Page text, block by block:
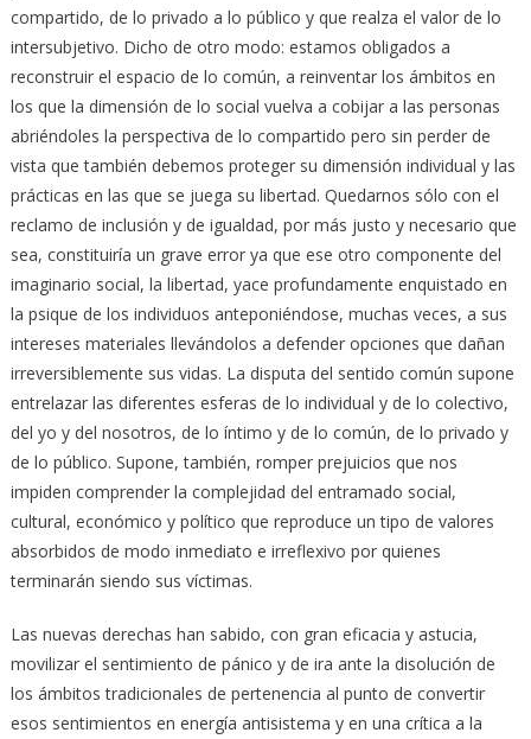
compartido, de lo privado a lo público y que realza el valor de lo
intersubjetivo. Dicho de otro modo: estamos obligados a
reconstruir el espacio de lo común, a reinventar los ámbitos en
los que la dimensión de lo social vuelva a cobijar a las personas
abriéndoles la perspectiva de lo compartido pero sin perder de
vista que también debemos proteger su dimensión individual y las
prácticas en las que se juega su libertad. Quedarnos sólo con el
reclamo de inclusión y de igualdad, por más justo y necesario que
sea, constituiría un grave error ya que ese otro componente del
imaginario social, la libertad, yace profundamente enquistado en
la psique de los individuos anteponiéndose, muchas veces, a sus
intereses materiales llevándolos a defender opciones que dañan
irreversiblemente sus vidas. La disputa del sentido común supone
entrelazar las diferentes esferas de lo individual y de lo colectivo,
del yo y del nosotros, de lo íntimo y de lo común, de lo privado y
de lo público. Supone, también, romper prejuicios que nos
impiden comprender la complejidad del entramado social,
cultural, económico y político que reproduce un tipo de valores
absorbidos de modo inmediato e irreflexivo por quienes
terminarán siendo sus víctimas.
Las nuevas derechas han sabido, con gran eficacia y astucia,
movilizar el sentimiento de pánico y de ira ante la disolución de
los ámbitos tradicionales de pertenencia al punto de convertir
esos sentimientos en energía antisistema y en una crítica a la